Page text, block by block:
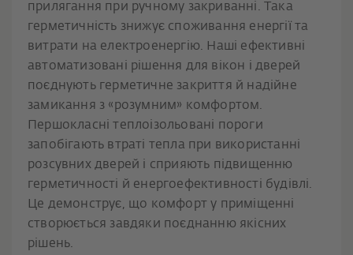
прилягання при ручному закриванні. Така
герметичність знижує споживання енергії та
витрати на електроенергію. Наші ефективні
автоматизовані рішення для вікон і дверей
поєднують герметичне закриття й надійне
замикання з «розумним» комфортом.
Першокласні теплоізольовані пороги
запобігають втраті тепла при використанні
розсувних дверей і сприяють підвищенню
герметичності й енергоефективності будівлі.
Це демонструє, що комфорт у приміщенні
створюється завдяки поєднанню якісних
рішень.